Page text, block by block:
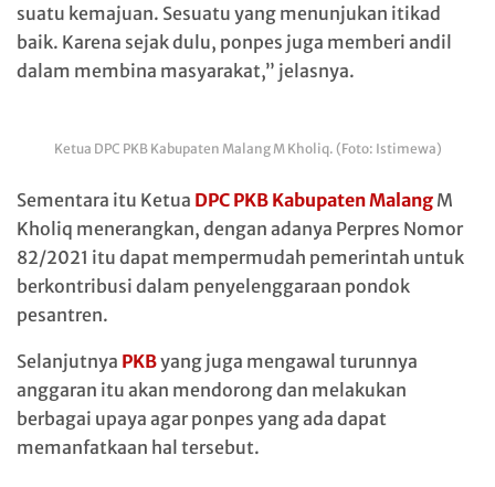
suatu kemajuan. Sesuatu yang menunjukan itikad
baik. Karena sejak dulu, ponpes juga memberi andil
dalam membina masyarakat,” jelasnya.
Ketua DPC PKB Kabupaten Malang M Kholiq. (Foto: Istimewa)
Sementara itu Ketua DPC PKB Kabupaten Malang M
Kholiq menerangkan, dengan adanya Perpres Nomor
82/2021 itu dapat mempermudah pemerintah untuk
berkontribusi dalam penyelenggaraan pondok
pesantren.
Selanjutnya PKByang juga mengawal turunnya
anggaran itu akan mendorong dan melakukan
berbagai upaya agar ponpes yang ada dapat
memanfatkaan hal tersebut.